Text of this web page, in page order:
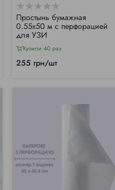
Простынь бумажная
0.55х50 м с перфорацией
для УЗИ
Купили 40 раз
255 грн/шт